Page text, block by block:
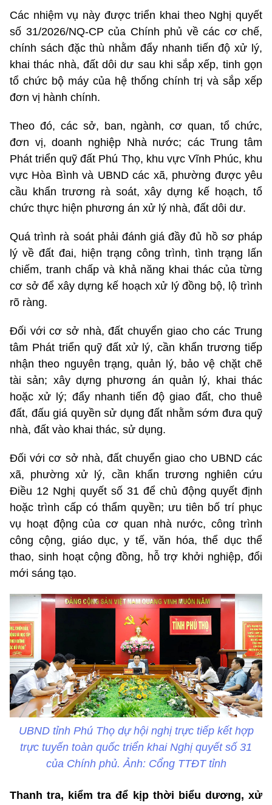
Các nhiệm vụ này được triển khai theo Nghị quyết
số 31/2026/NQ-CP của Chính phủ về các cơ chế,
chính sách đặc thù nhằm đẩy nhanh tiến độ xử lý,
khai thác nhà, đất dôi dư sau khi sắp xếp, tinh gọn
tổ chức bộ máy của hệ thống chính trị và sắp xếp
đơn vị hành chính.
Theo đó, các sở, ban, ngành, cơ quan, tổ chức,
đơn vị, doanh nghiệp Nhà nước; các Trung tâm
Phát triển quỹ đất Phú Thọ, khu vực Vĩnh Phúc, khu
vực Hòa Bình và UBND các xã, phường được yêu
cầu khẩn trương rà soát, xây dựng kế hoạch, tổ
chức thực hiện phương án xử lý nhà, đất dôi dư.
Quá trình rà soát phải đánh giá đầy đủ hồ sơ pháp
lý về đất đai, hiện trạng công trình, tình trạng lấn
chiếm, tranh chấp và khả năng khai thác của từng
cơ sở để xây dựng kế hoạch xử lý đồng bộ, lộ trình
rõ ràng.
Đối với cơ sở nhà, đất chuyển giao cho các Trung
tâm Phát triển quỹ đất xử lý, cần khẩn trương tiếp
nhận theo nguyên trạng, quản lý, bảo vệ chặt chẽ
tài sản; xây dựng phương án quản lý, khai thác
hoặc xử lý; đẩy nhanh tiến độ giao đất, cho thuê
đất, đấu giá quyền sử dụng đất nhằm sớm đưa quỹ
nhà, đất vào khai thác, sử dụng.
Đối với cơ sở nhà, đất chuyển giao cho UBND các
xã, phường xử lý, cần khẩn trương nghiên cứu
Điều 12 Nghị quyết số 31 để chủ động quyết định
hoặc trình cấp có thẩm quyền; ưu tiên bố trí phục
vụ hoạt động của cơ quan nhà nước, công trình
công cộng, giáo dục, y tế, văn hóa, thể dục thể
thao, sinh hoạt cộng đồng, hỗ trợ khởi nghiệp, đổi
mới sáng tạo.
UBND tỉnh Phú Thọ dự hội nghị trực tiếp kết hợp
trực tuyến toàn quốc triển khai Nghị quyết số 31
của Chính phủ. Ảnh: Cổng TTĐT tỉnh
Thanh tra, kiểm tra để kịp thời biểu dương, xử